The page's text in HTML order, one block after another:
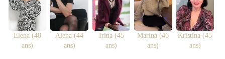
Elena (48
ans)
Alena (44
ans)
Irina (45
ans)
Marina (46
ans)
Kristina (45
ans)